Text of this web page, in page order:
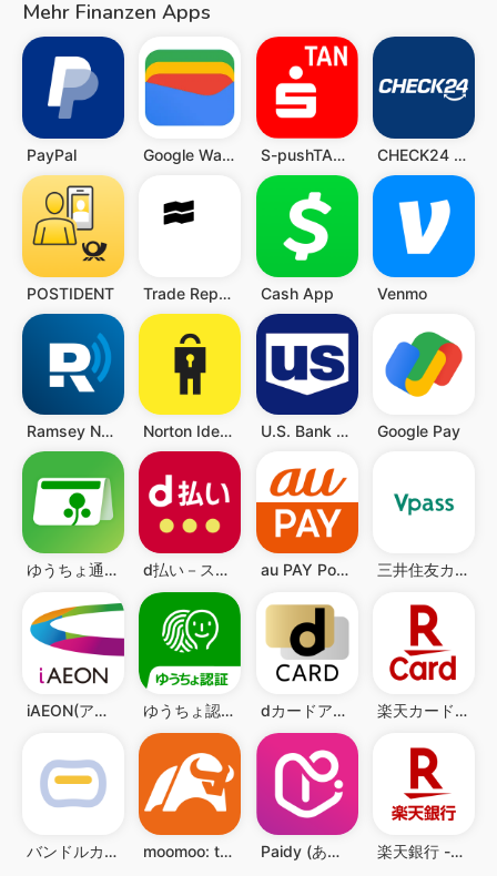
Mehr Finanzen Apps
PayPal Google Wallet S-pushTAN - sichere Freigaben CHECK24 Vergleiche
POSTIDENT Trade Republic: Broker & Bank Cash App Venmo
Ramsey Network Norton Identity U.S. Bank Mobile Banking Google Pay
ゆうちょ通帳アプリ-銀行の通帳アプリ d払い－スマホ決済アプリ、キャッシュレスでお支払い au PAY Pontaポイントがおトクにたまる！ 三井住友カード Vpassアプリ
iAEON(アイイオン) ゆうちょ認証アプリ dカードアプリ 楽天カード：明細確認・家計簿アプリ
バンドルカード:誰でも発行できるVisaプリカ moomoo: trading & investing Paidy (あと払いペイディ)-後払いアプリ 楽天銀行 -個人のお客様向けアプリ